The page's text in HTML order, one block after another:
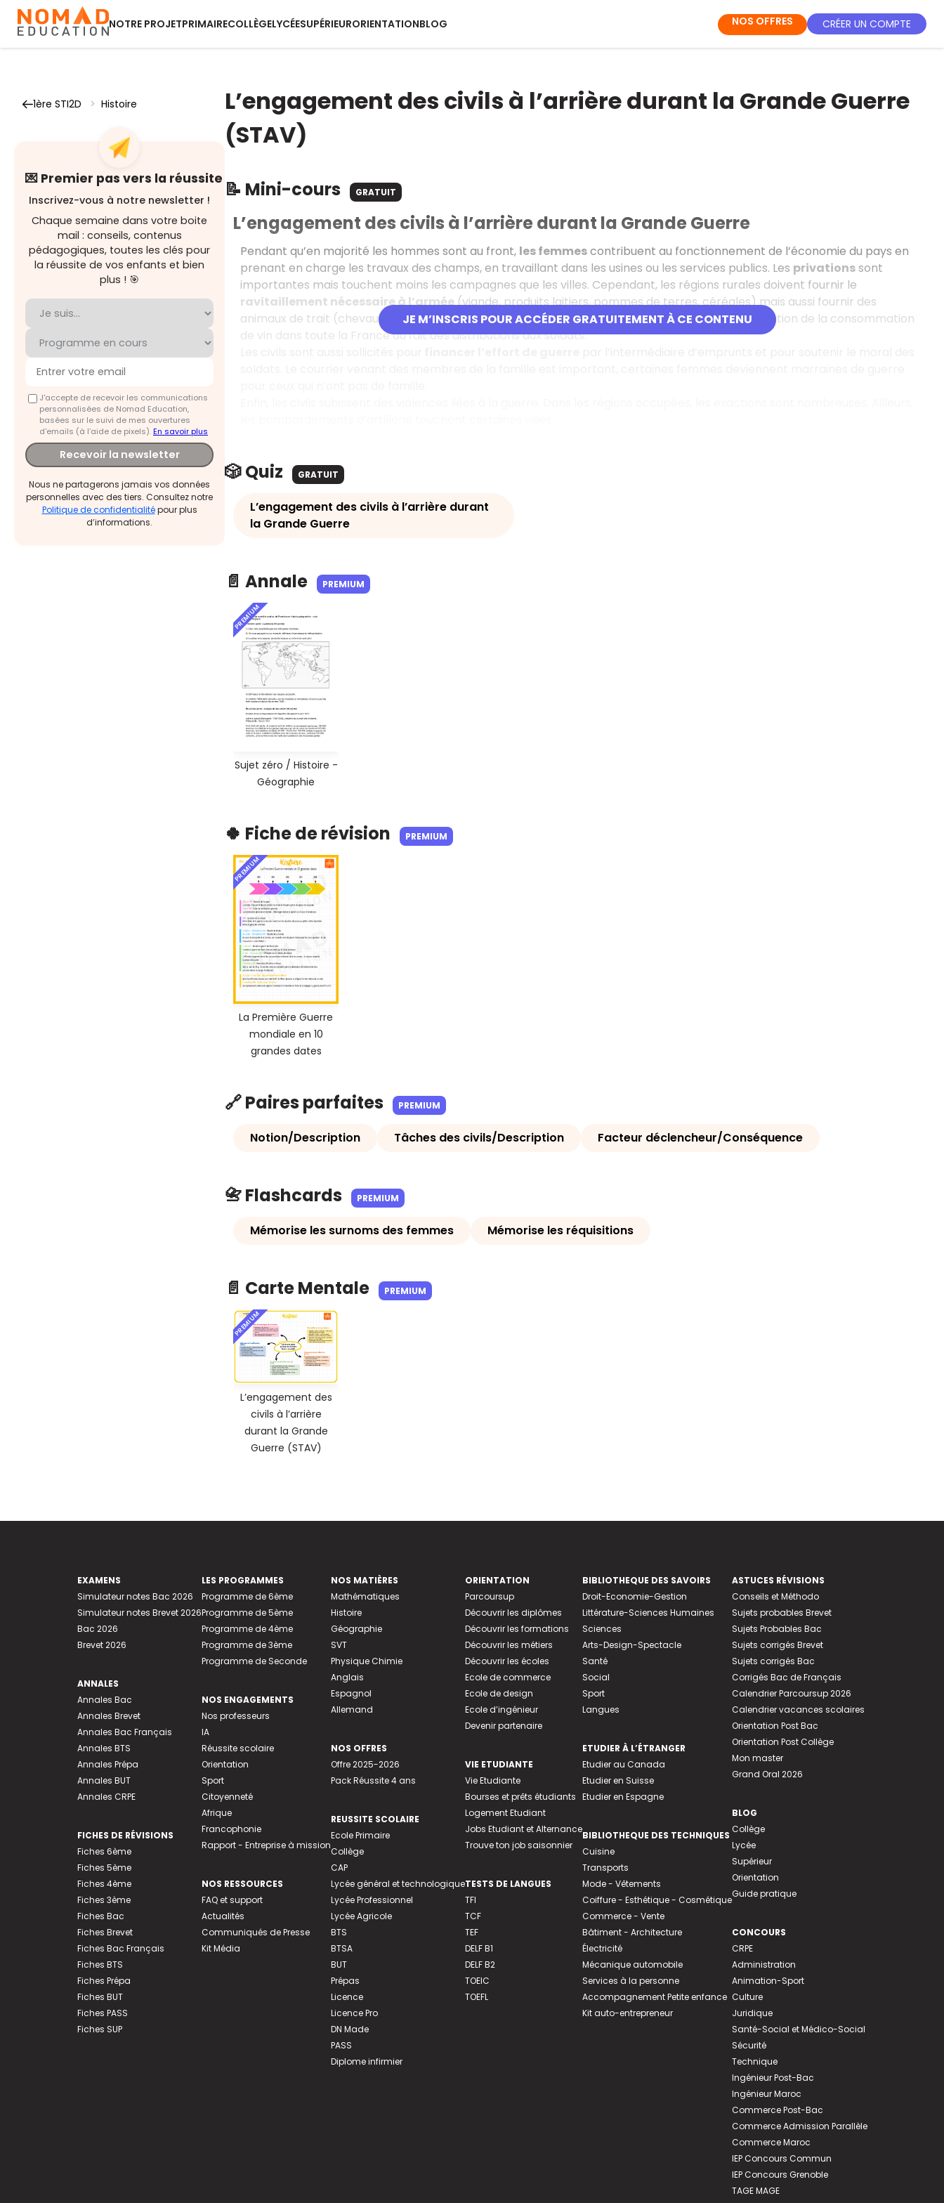
NOTRE PROJETPRIMAIRECOLLÈGELYCÉESUPÉRIEURORIENTATIONBLOG NOS OFFRES CRÉER UN COMPTE
1ère STI2D > Histoire
💌 Premier pas vers la réussite
Inscrivez-vous à notre newsletter !
Chaque semaine dans votre boite
mail : conseils, contenus
pédagogiques, toutes les clés pour
la réussite de vos enfants et bien
plus ! 🎯
J'accepte de recevoir les communications
personnalisées de Nomad Education,
basées sur le suivi de mes ouvertures
d'emails (à l’aide de pixels).En savoir plus
Recevoir la newsletter
Nous ne partagerons jamais vos données
personnelles avec des tiers. Consultez notre
Politique de confidentialitépour plus
d’informations.
L’engagement des civils à l’arrière durant la Grande Guerre
(STAV)
📝 Mini-cours GRATUIT
JE M’INSCRIS POUR ACCÉDER GRATUITEMENT À CE CONTENU
L’engagement des civils à l’arrière durant la Grande Guerre
Pendant qu’en majorité les hommes sont au front, les femmescontribuent au fonctionnement de l’économie du pays en
prenant en charge les travaux des champs, en travaillant dans les usines ou les services publics. Les privationssont
importantes mais touchent moins les campagnes que les villes. Cependant, les régions rurales doivent fournir le
ravitaillement nécessaire à l’armée(viande, produits laitiers, pommes de terres, céréales) mais aussi fournir des
animaux de trait (chevaux). La Première Guerre mondiale est d’ailleurs l’occasion de la généralisation de la consommation
de vin dans toute la France du fait des distributions aux soldats.
🎲 Quiz GRATUIT
L’engagement des civils à l’arrière durant
la Grande Guerre
📄 Annale PREMIUM
PREMIUM
Sujet zéro / Histoire -
Géographie
🍀 Fiche de révision PREMIUM
PREMIUM
La Première Guerre
mondiale en 10
grandes dates
🔗 Paires parfaites PREMIUM
Notion/Description Tâches des civils/Description Facteur déclencheur/Conséquence
📇 Flashcards PREMIUM
Mémorise les surnoms des femmes Mémorise les réquisitions
📄 Carte Mentale PREMIUM
PREMIUM
L’engagement des
civils à l’arrière
durant la Grande
Guerre (STAV)
EXAMENS
Simulateur notes Bac 2026
Simulateur notes Brevet 2026
Bac 2026
Brevet 2026
ANNALES
Annales Bac
Annales Brevet
Annales Bac Français
Annales BTS
Annales Prépa
Annales BUT
Annales CRPE
FICHES DE RÉVISIONS
Fiches 6ème
Fiches 5ème
Fiches 4ème
Fiches 3ème
Fiches Bac
Fiches Brevet
Fiches Bac Français
Fiches BTS
Fiches Prépa
Fiches BUT
Fiches PASS
Fiches SUP
LES PROGRAMMES
Programme de 6ème
Programme de 5ème
Programme de 4ème
Programme de 3ème
Programme de Seconde
NOS ENGAGEMENTS
Nos professeurs
IA
Réussite scolaire
Orientation
Sport
Citoyenneté
Afrique
Francophonie
Rapport - Entreprise à mission
NOS RESSOURCES
FAQ et support
Actualités
Communiqués de Presse
Kit Média
NOS MATIÈRES
Mathématiques
Histoire
Géographie
SVT
Physique Chimie
Anglais
Espagnol
Allemand
NOS OFFRES
Offre 2025-2026
Pack Réussite 4 ans
REUSSITE SCOLAIRE
Ecole Primaire
Collège
CAP
Lycée général et technologique
Lycée Professionnel
Lycée Agricole
BTS
BTSA
BUT
Prépas
Licence
Licence Pro
DN Made
PASS
Diplome infirmier
ORIENTATION
Parcoursup
Découvrir les diplômes
Découvrir les formations
Découvrir les métiers
Découvrir les écoles
Ecole de commerce
Ecole de design
Ecole d’ingénieur
Devenir partenaire
VIE ETUDIANTE
Vie Etudiante
Bourses et prêts étudiants
Logement Etudiant
Jobs Etudiant et Alternance
Trouve ton job saisonnier
TESTS DE LANGUES
TFI
TCF
TEF
DELF B1
DELF B2
TOEIC
TOEFL
BIBLIOTHEQUE DES SAVOIRS
Droit-Economie-Gestion
Littérature-Sciences Humaines
Sciences
Arts-Design-Spectacle
Santé
Social
Sport
Langues
ETUDIER À L’ÉTRANGER
Etudier au Canada
Etudier en Suisse
Etudier en Espagne
BIBLIOTHEQUE DES TECHNIQUES
Cuisine
Transports
Mode - Vêtements
Coiffure - Esthétique - Cosmétique
Commerce - Vente
Bâtiment - Architecture
Électricité
Mécanique automobile
Services à la personne
Accompagnement Petite enfance
Kit auto-entrepreneur
ASTUCES RÉVISIONS
Conseils et Méthodo
Sujets probables Brevet
Sujets Probables Bac
Sujets corrigés Brevet
Sujets corrigés Bac
Corrigés Bac de Français
Calendrier Parcoursup 2026
Calendrier vacances scolaires
Orientation Post Bac
Orientation Post Collège
Mon master
Grand Oral 2026
BLOG
Collège
Lycée
Supérieur
Orientation
Guide pratique
CONCOURS
CRPE
Administration
Animation-Sport
Culture
Juridique
Santé-Social et Médico-Social
Sécurité
Technique
Ingénieur Post-Bac
Ingénieur Maroc
Commerce Post-Bac
Commerce Admission Parallèle
Commerce Maroc
IEP Concours Commun
IEP Concours Grenoble
TAGE MAGE